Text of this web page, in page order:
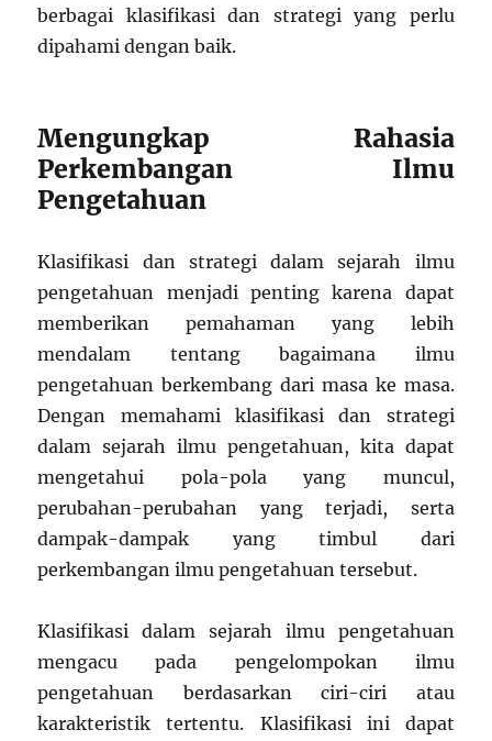
berbagai klasifikasi dan strategi yang perlu
dipahami dengan baik.
Mengungkap Rahasia
Perkembangan Ilmu
Pengetahuan
Klasifikasi dan strategi dalam sejarah ilmu
pengetahuan menjadi penting karena dapat
memberikan pemahaman yang lebih
mendalam tentang bagaimana ilmu
pengetahuan berkembang dari masa ke masa.
Dengan memahami klasifikasi dan strategi
dalam sejarah ilmu pengetahuan, kita dapat
mengetahui pola-pola yang muncul,
perubahan-perubahan yang terjadi, serta
dampak-dampak yang timbul dari
perkembangan ilmu pengetahuan tersebut.
Klasifikasi dalam sejarah ilmu pengetahuan
mengacu pada pengelompokan ilmu
pengetahuan berdasarkan ciri-ciri atau
karakteristik tertentu. Klasifikasi ini dapat